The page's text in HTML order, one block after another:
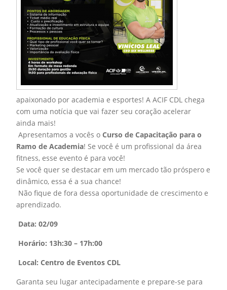
apaixonado por academia e esportes! A ACIF CDL chega
com uma notícia que vai fazer seu coração acelerar
ainda mais!
Apresentamos a vocês o Curso de Capacitação para o
Ramo de Academia! Se você é um profissional da área
fitness, esse evento é para você!
Se você quer se destacar em um mercado tão próspero e
dinâmico, essa é a sua chance!
Não fique de fora dessa oportunidade de crescimento e
aprendizado.
Data: 02/09
Horário: 13h:30 – 17h:00
Local: Centro de Eventos CDL
Garanta seu lugar antecipadamente e prepare-se para